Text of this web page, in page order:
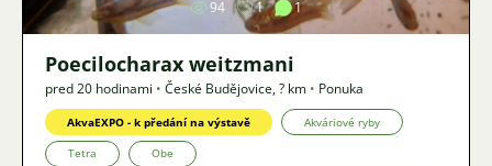
94 1 1
Poecilocharax weitzmani
pred 20 hodinami • České Budějovice,? km • Ponuka
AkvaEXPO - k předání na výstavě Akváriové ryby
Tetra Obe